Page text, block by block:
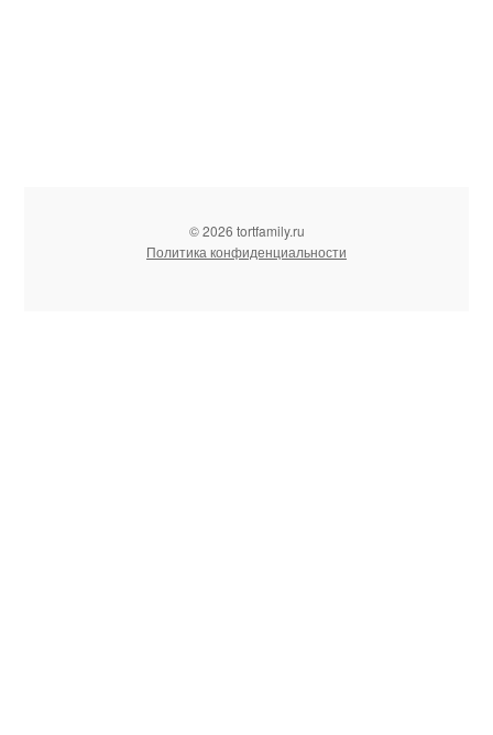
© 2026 tortfamily.ru
Политика конфиденциальности